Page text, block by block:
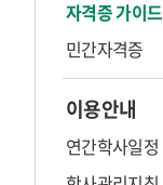
자격증 가이드
민간자격증
이용안내
연간학사일정